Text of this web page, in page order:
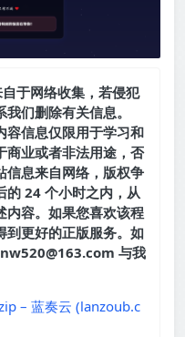
于网络收集，若侵犯
们删除有关信息。
容信息仅限用于学习和
商业或者非法用途，否
信息来自网络，版权争
的 24 个小时之内，从
内容。如果您喜欢该程
到更好的正版服务。如
与我
– 蓝奏云 (lanzoub.c